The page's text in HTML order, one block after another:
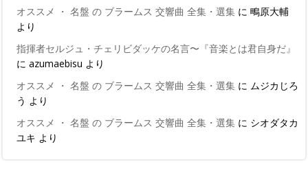
オススメ ・ 名盤 の ブラームス 交響曲 全集・選集 に 鴫原大輔
より
指揮者セルジュ・チェリビダッケの名言〜『音楽とは君自身だ』
に azumaebisu より
オススメ ・ 名盤 の ブラームス 交響曲 全集・選集 に ムジカじろ
う より
オススメ ・ 名盤 の ブラームス 交響曲 全集・選集 に シオダタカ
ユキ より